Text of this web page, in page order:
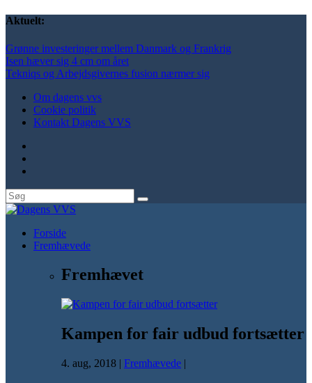
Aktuelt:
Grønne investeringer mellem Danmark og Frankrig
Isen hæver sig 4 cm om året
Tekniqs og Arbejdsgivernes fusion nærmer sig
Om dagens vvs
Cookie politik
Kontakt Dagens VVS
Forside
Fremhævede
Fremhævet
Kampen for fair udbud fortsætter
4. aug, 2018 | Fremhævede |